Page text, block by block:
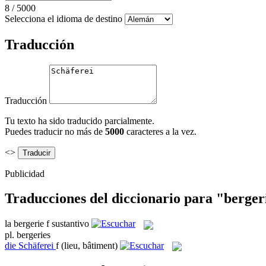
8 / 5000
Selecciona el idioma de destino
Traducción
Traducción
Tu texto ha sido traducido parcialmente.
Puedes traducir no más de 5000 caracteres a la vez.
<>
Publicidad
Traducciones del diccionario para
la bergerie f sustantivo
pl. bergeries
die Schäferei f (lieu, bâtiment)